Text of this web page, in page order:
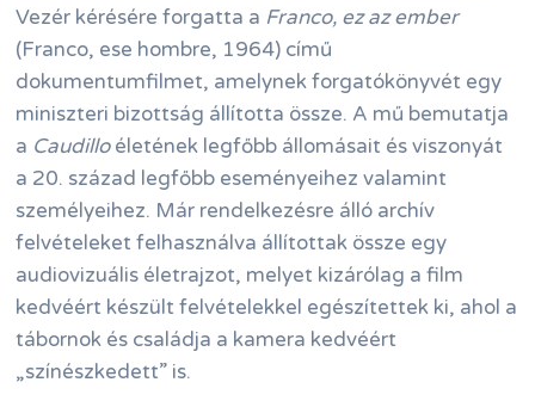
Vezér kérésére forgatta a Franco, ez az ember
(Franco, ese hombre, 1964) című
dokumentumfilmet, amelynek forgatókönyvét egy
miniszteri bizottság állította össze. A mű bemutatja
a Caudilloéletének legfőbb állomásait és viszonyát
a 20. század legfőbb eseményeihez valamint
személyeihez. Már rendelkezésre álló archív
felvételeket felhasználva állítottak össze egy
audiovizuális életrajzot, melyet kizárólag a film
kedvéért készült felvételekkel egészítettek ki, ahol a
tábornok és családja a kamera kedvéért
„színészkedett” is.